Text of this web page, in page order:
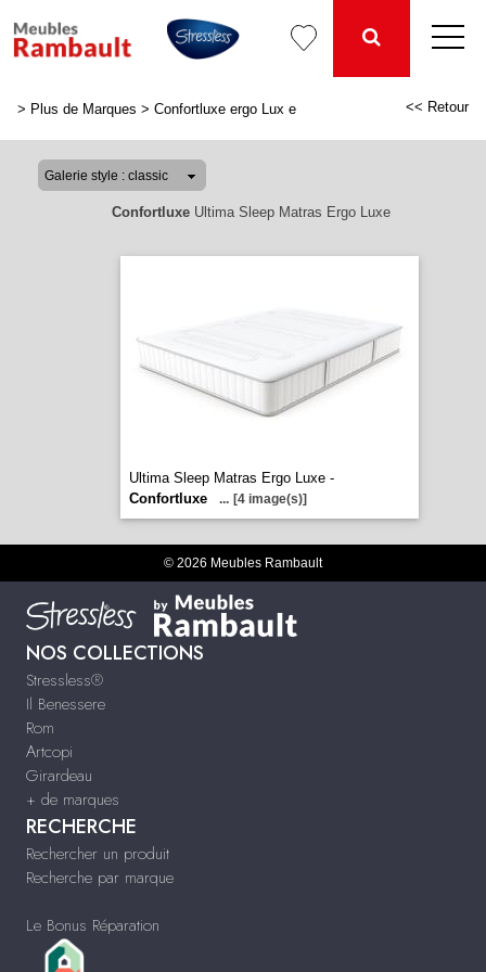
> Plus de Marques > Confortluxe ergo Lux e << Retour
ConfortluxeUltima Sleep Matras Ergo Luxe
Ultima Sleep Matras Ergo Luxe -
Confortluxe
... [4 image(s)]
© 2026 Meubles Rambault
NOS COLLECTIONS
Stressless®
Il Benessere
Rom
Artcopi
Girardeau
+ de marques
RECHERCHE
Rechercher un produit
Recherche par marque
Le Bonus Réparation